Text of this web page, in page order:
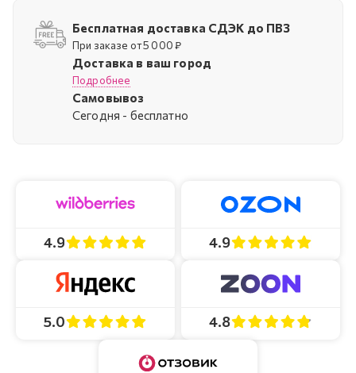
Бесплатная доставка СДЭК до ПВЗ
При заказе от 5 000 ₽
Доставка в ваш город
Подробнее
Самовывоз
Cегодня - бесплатно
4.9 4.9
5.0 4.8